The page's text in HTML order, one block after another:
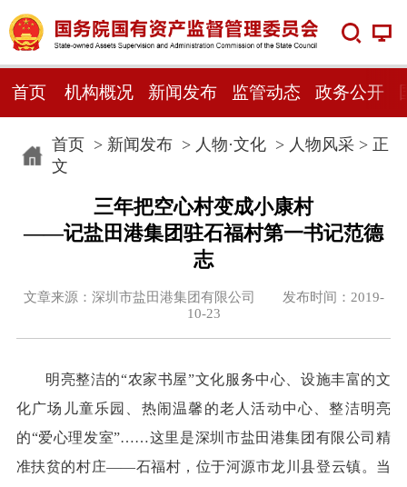
首页 机构概况 新闻发布 监管动态 政务公开
首页> 新闻发布> 人物·文化> 人物风采> 正
文
三年把空心村变成小康村
——记盐田港集团驻石福村第一书记范德
志
文章来源：深圳市盐田港集团有限公司 发布时间：2019-
10-23
明亮整洁的“农家书屋”文化服务中心、设施丰富的文
化广场儿童乐园、热闹温馨的老人活动中心、整洁明亮
的“爱心理发室”……这里是深圳市盐田港集团有限公司精
准扶贫的村庄——石福村，位于河源市龙川县登云镇。当